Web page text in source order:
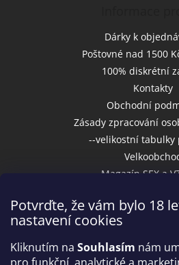
Potvrďte, že vám bylo 18
nastavení cookies
Kliknutím na Souhlasím nám
Dárky k
Poštovné nad 1500
100% diskrétní
Kontakty
Obchodní
Zásady zpracování
--velikostní tabulky
Magazín SEX a
Přijímáme